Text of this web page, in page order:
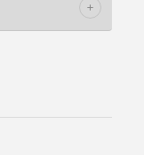
Перманентный